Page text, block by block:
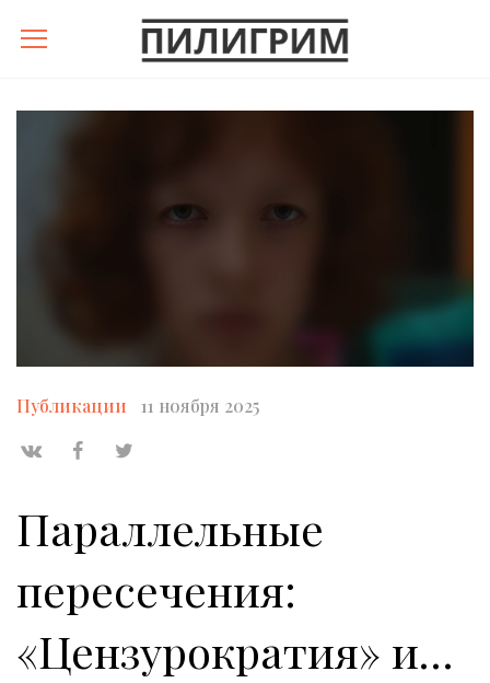
Публикации 11 ноября 2025
Параллельные
пересечения:
«Цензурократия» и…